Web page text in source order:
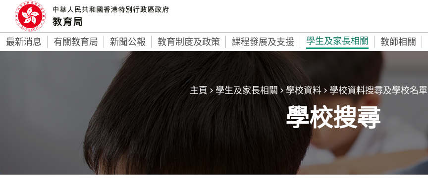
最新消息 有關教育局 新聞公報 教育制度及政策 課程發展及支援 學生及家長相關 教師相關
主頁>學生及家長相關> 學校資料> 學校資料搜尋及學校名單
學校搜尋